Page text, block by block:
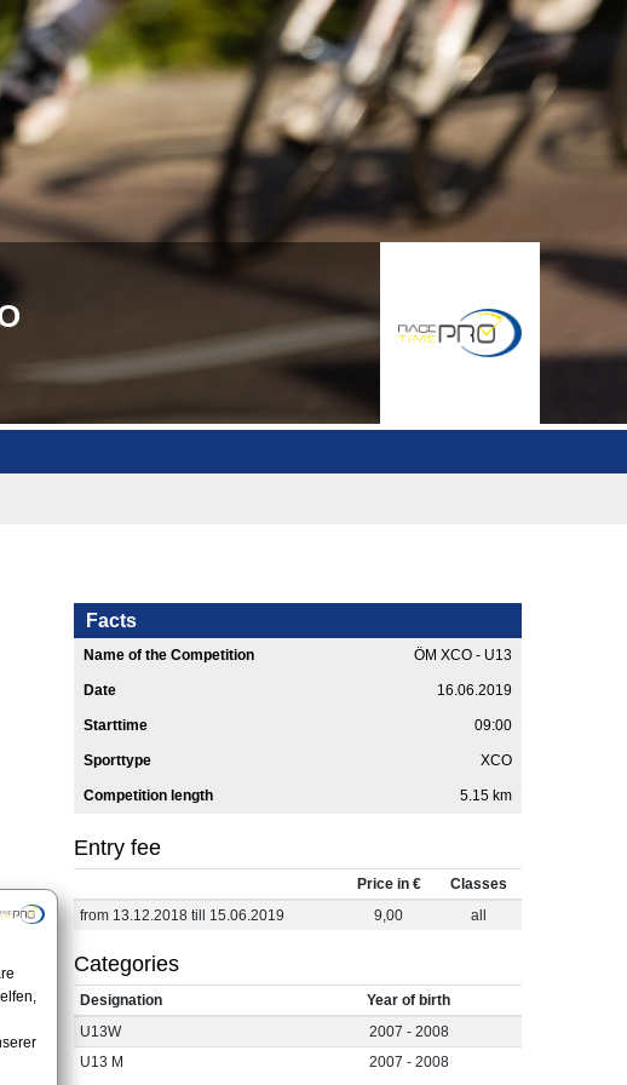
Facts
Name of the Competition ÖM XCO - U13
Date 16.06.2019
Starttime 09:00
Sporttype XCO
Competition length 5.15 km
Entry fee
Price in €
Classes
from 13.12.2018 till 15.06.2019
9,00 all
Categories
Designation
Year of birth
U13W
2007 - 2008
U13 M
2007 - 2008